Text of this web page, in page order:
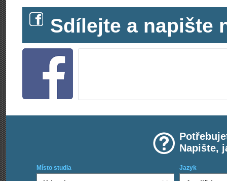
Sdílejte a napište
Napište,
Místo studia Jazyk